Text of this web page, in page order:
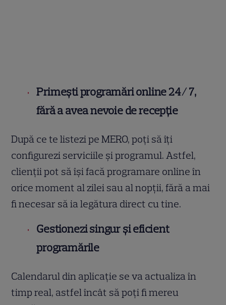
Primești programări online 24/ 7,
fără a avea nevoie de recepție
După ce te listezi pe MERO, poți să îți
configurezi serviciile și programul. Astfel,
clienții pot să își facă programare online în
orice moment al zilei sau al nopții, fără a mai
fi necesar să ia legătura direct cu tine.
Gestionezi singur și eficient
programările
Calendarul din aplicație se va actualiza în
timp real, astfel încât să poți fi mereu